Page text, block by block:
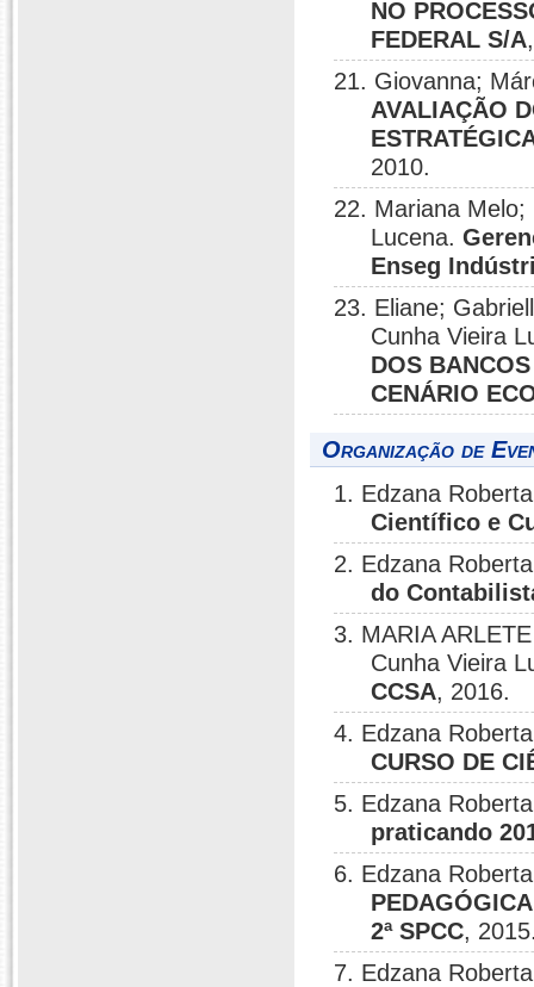
NO
FEDERAL S/A
21. Giovanna;
AVALIAÇÃO
2010.
22. Mariana Melo;
Lucena.
Enseg
23. Eliane;
Cunha Vieira
DOS
CENÁRIO
Organização de
1. Edzana
Científico e
2. Edzana
do
3. MARIA
Cunha Vieira
CCSA, 2016.
4. Edzana
CURSO DE
5. Edzana
praticando
6. Edzana
2ª SPCC,
7. Edzana